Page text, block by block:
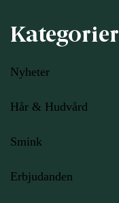
Kategorier
Nyheter
Hår & Hudvård
Smink
Erbjudanden